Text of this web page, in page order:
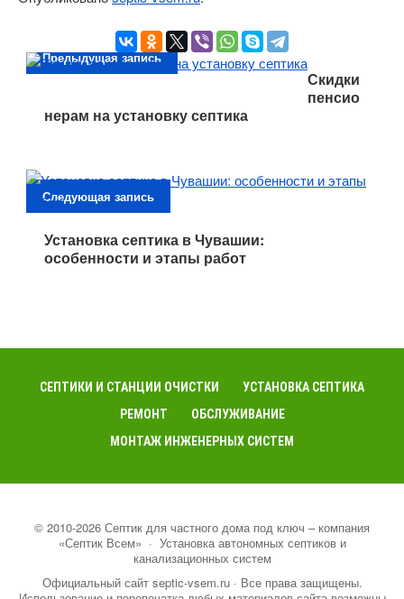
Предыдущая запись
Скидки
пенсио
нерам на установку септика
Следующая запись
Установка септика в Чувашии:
особенности и этапы работ
СЕПТИКИ И СТАНЦИИ ОЧИСТКИ
УСТАНОВКА СЕПТИКА
РЕМОНТ
ОБСЛУЖИВАНИЕ
МОНТАЖ ИНЖЕНЕРНЫХ СИСТЕМ
© 2010-2026 Септик для частного дома под ключ – компания
«Септик Всем» · Установка автономных септиков и
канализационных систем
Официальный сайт septic-vsem.ru · Все права защищены.